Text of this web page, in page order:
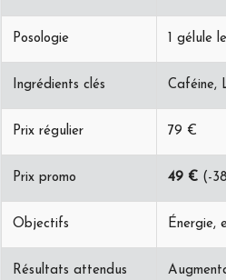
Posologie 1 gélule
Ingrédients clés Caféine,
Prix régulier 79 €
Prix promo 49 € (-
Objectifs Énergie,
Résultats attendus